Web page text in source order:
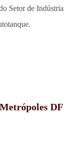
Setor de Indústria
DF